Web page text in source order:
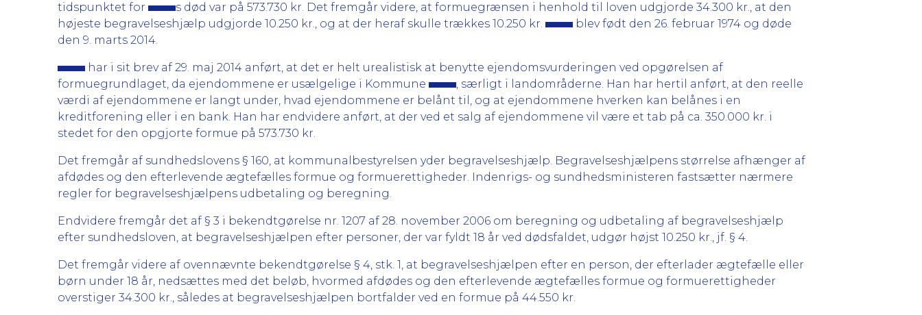
tidspunktet for
s død var på 573.730 kr. Det fremgår videre, at formuegrænsen i henhold til loven udgjorde 34.300 kr., at den
højeste begravelseshjælp udgjorde 10.250 kr., og at der heraf skulle trækkes 10.250 kr.
blev født den 26. februar 1974 og døde
den 9. marts 2014.
har i sit brev af 29. maj 2014 anført, at det er helt urealistisk at benytte ejendomsvurderingen ved opgørelsen af
formuegrundlaget, da ejendommene er usælgelige i Kommune
, særligt i landområderne. Han har hertil anført, at den reelle
værdi af ejendommene er langt under, hvad ejendommene er belånt til, og at ejendommene hverken kan belånes i en
kreditforening eller i en bank. Han har endvidere anført, at der ved et salg af ejendommene vil være et tab på ca. 350.000 kr. i
stedet for den opgjorte formue på 573.730 kr.
Det fremgår af sundhedslovens § 160, at kommunalbestyrelsen yder begravelseshjælp. Begravelseshjælpens størrelse afhænger af
afdødes og den efterlevende ægtefælles formue og formuerettigheder. Indenrigs- og sundhedsministeren fastsætter nærmere
regler for begravelseshjælpens udbetaling og beregning.
Endvidere fremgår det af § 3 i bekendtgørelse nr. 1207 af 28. november 2006 om beregning og udbetaling af begravelseshjælp
efter sundhedsloven, at begravelseshjælpen efter personer, der var fyldt 18 år ved dødsfaldet, udgør højst 10.250 kr., jf. § 4.
Det fremgår videre af ovennævnte bekendtgørelse § 4, stk. 1, at begravelseshjælpen efter en person, der efterlader ægtefælle eller
børn under 18 år, nedsættes med det beløb, hvormed afdødes og den efterlevende ægtefælles formue og formuerettigheder
overstiger 34.300 kr., således at begravelseshjælpen bortfalder ved en formue på 44.550 kr.